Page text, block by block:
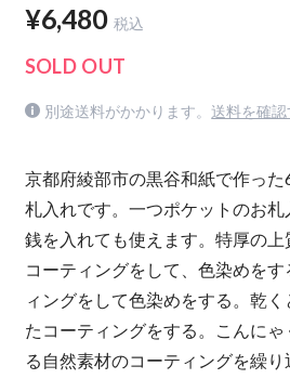
¥6,480 税込
SOLD OUT
別途送料がかかります。 送料を確認
京都府綾部市の黒谷和紙で作っ
札入れです。一つポケットのお
銭を入れても使えます。特厚の
コーティングをして、色染めを
ィングをして色染めをする。乾
たコーティングをする。こんに
る自然素材のコーティングを繰り